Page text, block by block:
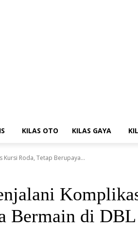
KILAS OTO KILAS GAYA
Roda, Tetap Berupaya...
Bermain di DBL